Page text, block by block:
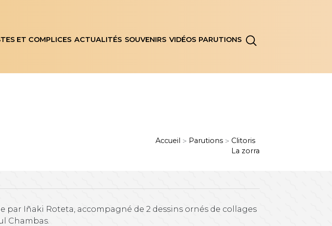
ET COMPLICES ACTUALITÉS SOUVENIRS VIDÉOS PARUTIONS
Accueil > Parutions > Clitoris
La zorra
Iñaki Roteta, accompagné de 2 dessins ornés de collages
Chambas.